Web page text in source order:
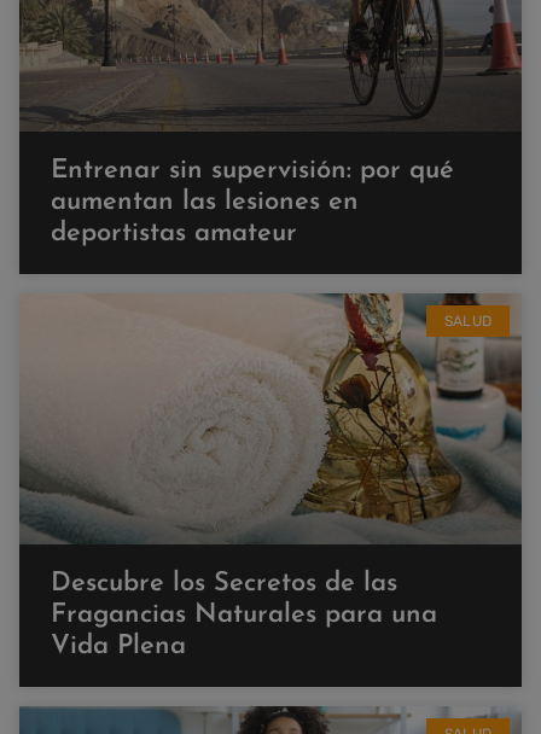
Entrenar sin supervisión: por qué
aumentan las lesiones en
deportistas amateur
SALUD
Descubre los Secretos de las
Fragancias Naturales para una
Vida Plena